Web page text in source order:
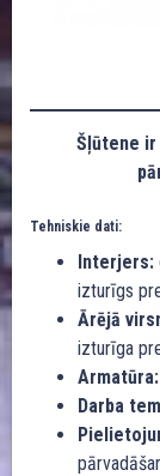
Šļūtene ir
Tehniskie dati:
Interjers:
izturīgs
Ārējā
izturīga
Armatūra:
Darba